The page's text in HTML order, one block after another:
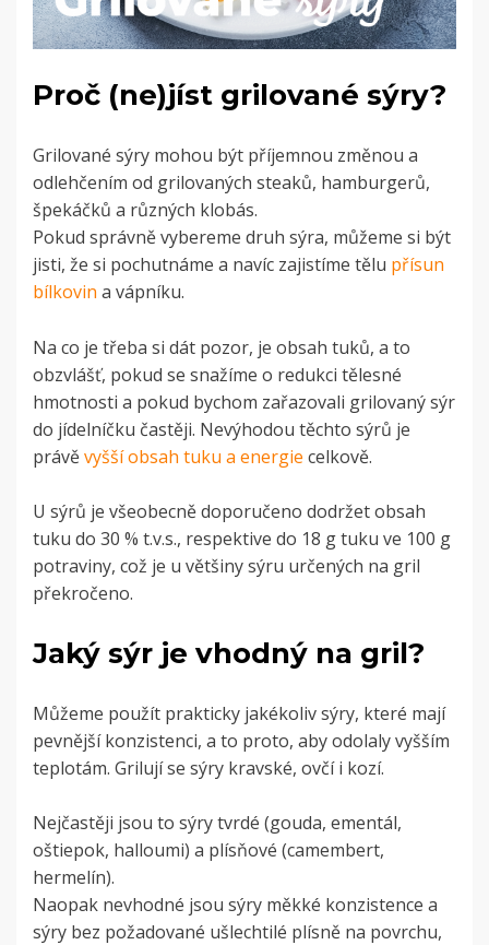
Proč (ne)jíst grilované sýry?
Grilované sýry mohou být příjemnou změnou a
odlehčením od grilovaných steaků, hamburgerů,
špekáčků a různých klobás.
Pokud správně vybereme druh sýra, můžeme si být
jisti, že si pochutnáme a navíc zajistíme tělu přísun
bílkovin a vápníku.
Na co je třeba si dát pozor, je obsah tuků, a to
obzvlášť, pokud se snažíme o redukci tělesné
hmotnosti a pokud bychom zařazovali grilovaný sýr
do jídelníčku častěji. Nevýhodou těchto sýrů je
právěvyšší obsah tuku a energie celkově.
U sýrů je všeobecně doporučeno dodržet obsah
tuku do 30 % t.v.s., respektive do 18 g tuku ve 100 g
potraviny, což je u většiny sýru určených na gril
překročeno.
Jaký sýr je vhodný na gril?
Můžeme použít prakticky jakékoliv sýry, které mají
pevnější konzistenci, a to proto, aby odolaly vyšším
teplotám. Grilují se sýry kravské, ovčí i kozí.
Nejčastěji jsou to sýry tvrdé (gouda, ementál,
oštiepok, halloumi) a plísňové (camembert,
hermelín).
Naopak nevhodné jsou sýry měkké konzistence a
sýry bez požadované ušlechtilé plísně na povrchu,